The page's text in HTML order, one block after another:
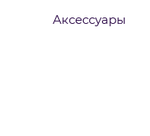
Аксессуары